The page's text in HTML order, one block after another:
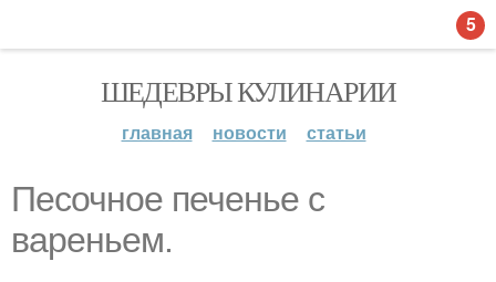
ШЕДЕВРЫ КУЛИНАРИИ
главная новости статьи
Песочное печенье с
вареньем.
5